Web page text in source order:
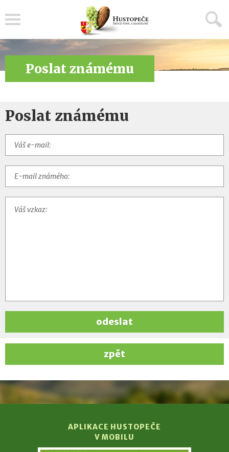
Poslat známému
Poslat známému
odeslat
zpět
APLIKACE HUSTOPEČE
V MOBILU